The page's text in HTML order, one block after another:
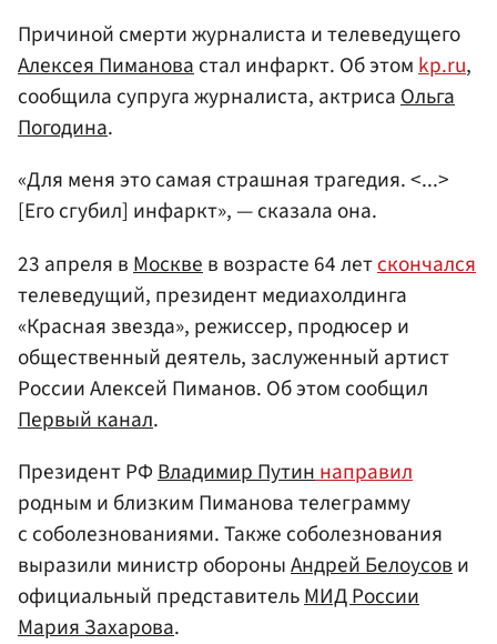
Причиной смерти журналиста и телеведущего
Алексея Пимановастал инфаркт. Об этомkp.ru,
сообщила супруга журналиста, актрисаОльга
Погодина.
«Для меня это самая страшная трагедия. <...>
[Его сгубил] инфаркт», — сказала она.
23 апреля в Москве в возрасте 64 летскончался
телеведущий, президент медиахолдинга
«Красная звезда», режиссер, продюсер и
общественный деятель, заслуженный артист
России Алексей Пиманов. Об этом сообщил
Первый канал.
Президент РФВладимир Путиннаправил
родным и близким Пиманова телеграмму
с соболезнованиями. Также соболезнования
выразили министр обороныАндрей Белоусови
официальный представительМИД России
Мария Захарова.